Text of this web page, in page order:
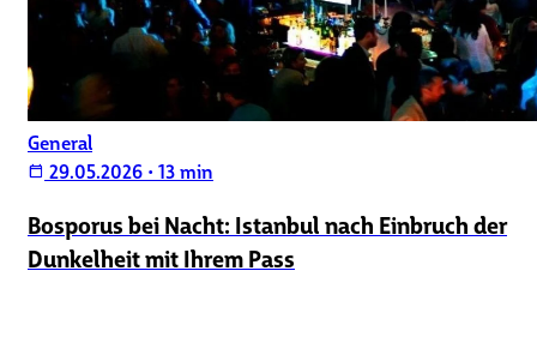
General
calendar_today 29.05.2026 • 13 min
Bosporus bei Nacht: Istanbul nach Einbruch der
Dunkelheit mit Ihrem Pass